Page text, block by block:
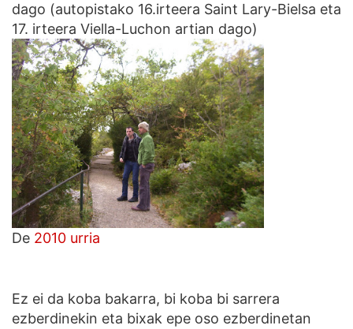
dago (autopistako 16.irteera Saint Lary-Bielsa eta
17. irteera Viella-Luchon artian dago)
De 2010 urria
Ez ei da koba bakarra, bi koba bi sarrera
ezberdinekin eta bixak epe oso ezberdinetan